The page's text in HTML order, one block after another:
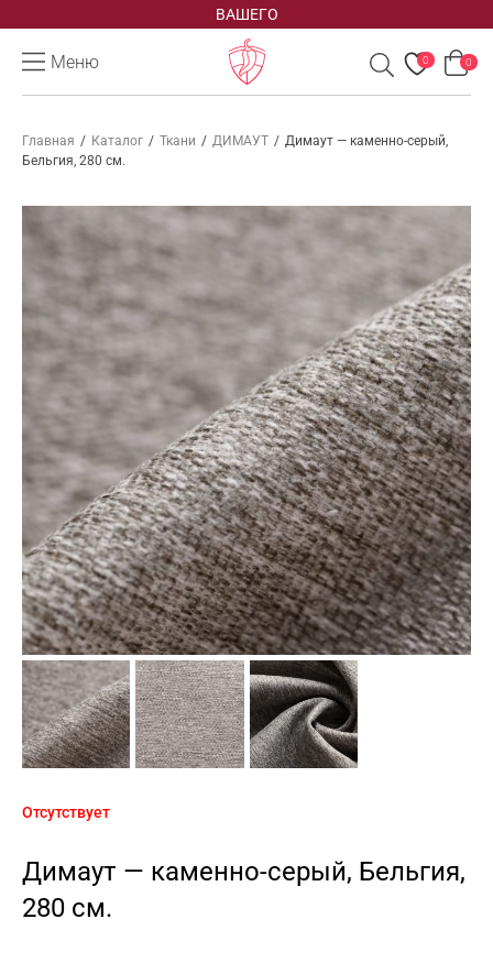
ВАШЕГО
Меню 0 0
Главная / Каталог / Ткани / ДИМАУТ / Димаут — каменно-серый,
Бельгия, 280 см.
Отсутствует
Димаут — каменно-серый, Бельгия,
280 см.